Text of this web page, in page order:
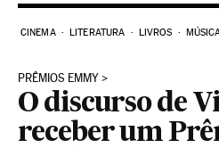
CINEMA LITERATURA LIVROS
PRÊMIOS EMMY
O discurso de
receber um